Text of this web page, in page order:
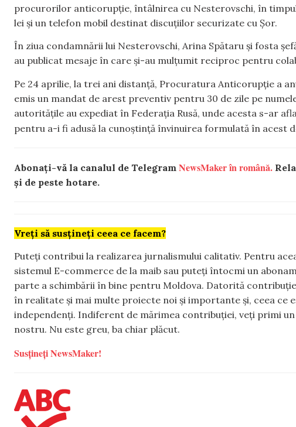
procurorilor anticorupție, întâlnirea cu Nesterovschi, în
lei și un telefon mobil destinat discuțiilor securizate cu Șor.
În ziua condamnării lui Nesterovschi, Arina Spătaru și fosta
au publicat mesaje în care și-au mulțumit reciproc pentru
Pe 24 aprilie, la trei ani distanță, Procuratura Anticorupție a
emis un mandat de arest preventiv pentru 30 de zile pe
autoritățile au expediat în Federația Rusă, unde acesta s-ar
pentru a-i fi adusă la cunoștință învinuirea formulată în acest
Abonați-vă la canalul de Telegram NewsMaker în română.
și de peste hotare.
Vreți să susțineți ceea ce facem?
Puteți contribui la realizarea jurnalismului calitativ. Pentru
sistemul E-commerce de la maib sau puteți întocmi un
parte a schimbării în bine pentru Moldova. Datorită
în realitate și mai multe proiecte noi și importante și, ceea ce
independenți. Indiferent de mărimea contribuției, veți primi
nostru. Nu este greu, ba chiar plăcut.
Susțineți NewsMaker!